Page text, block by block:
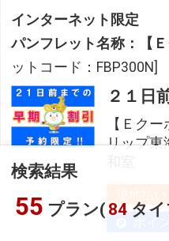
検索結果
55 プラン( 84 タ
インターネット限定
パンフレット名称：【
ットコード：FBP300N]
２１日
【Ｅク
リップ東
ポイ